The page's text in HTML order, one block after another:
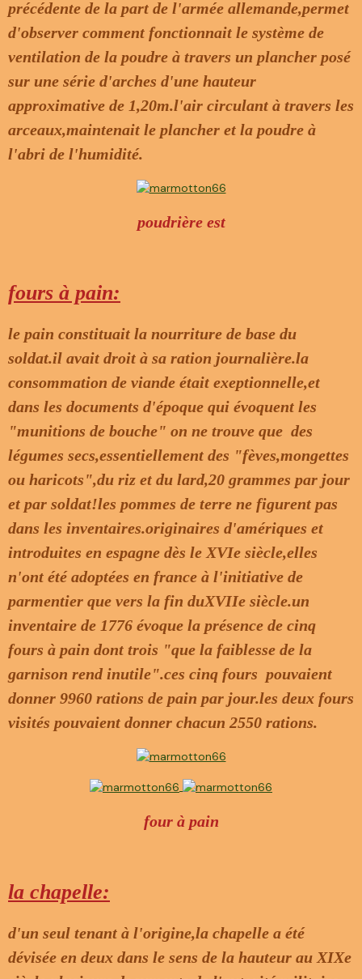
précédente de la part de l'armée allemande,permet
d'observer comment fonctionnait le système de
ventilation de la poudre à travers un plancher posé
sur une série d'arches d'une hauteur
approximative de 1,20m.l'air circulant à travers les
arceaux,maintenait le plancher et la poudre à
l'abri de l'humidité.
poudrière est
fours à pain:
le pain constituait la nourriture de base du
soldat.il avait droit à sa ration journalière.la
consommation de viande était exeptionnelle,et
dans les documents d'époque qui évoquent les
"munitions de bouche" on ne trouve que des
légumes secs,essentiellement des "fèves,mongettes
ou haricots",du riz et du lard,20 grammes par jour
et par soldat!les pommes de terre ne figurent pas
dans les inventaires.originaires d'amériques et
introduites en espagne dès le XVIe siècle,elles
n'ont été adoptées en france à l'initiative de
parmentier que vers la fin duXVIIe siècle.un
inventaire de 1776 évoque la présence de cinq
fours à pain dont trois "que la faiblesse de la
garnison rend inutile".ces cinq fours pouvaient
donner 9960 rations de pain par jour.les deux fours
visités pouvaient donner chacun 2550 rations.
four à pain
la chapelle:
d'un seul tenant à l'origine,la chapelle a été
dévisée en deux dans le sens de la hauteur au XIXe